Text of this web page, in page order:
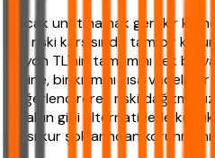
Ancak unutmamak gerekir ki;
kur riski karşısında tam bir
milyon TL'nin tamamını tek bir
yerine, bir kısmını kısa vadeli,
değerlendirerek riski
ve altın gibi alternatiflerle
olası kur şoklarından